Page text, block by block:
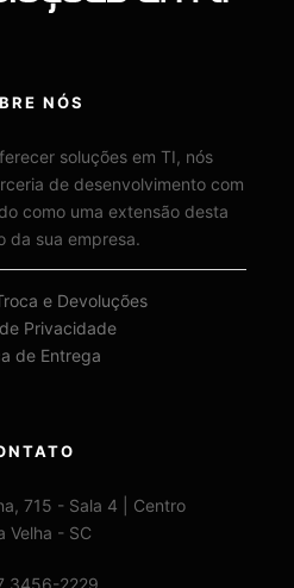
NÓS
soluções em TI, nós
de desenvolvimento com
como uma extensão desta
da sua empresa.
e Devoluções
Privacidade
de Entrega
715 - Sala 4 | Centro
Velha - SC
3456-2229